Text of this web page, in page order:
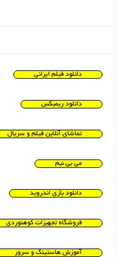
دانلود فیلم ایرانی
دانلود ریمیکس
تماشای آنلاین فیلم و سریال
می بی نیم
دانلود بازی اندروید
فروشگاه تجهیزات کوهنوردی
آموزش هاستینگ و سرور